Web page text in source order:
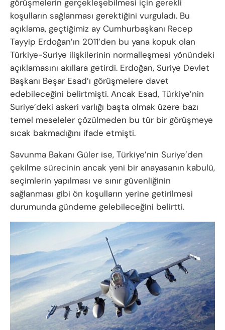
görüşmelerin gerçekleşebilmesi için gerekli
koşulların sağlanması gerektiğini vurguladı. Bu
açıklama, geçtiğimiz ay Cumhurbaşkanı Recep
Tayyip Erdoğan’ın 2011’den bu yana kopuk olan
Türkiye-Suriye ilişkilerinin normalleşmesi yönündeki
açıklamasını akıllara getirdi. Erdoğan, Suriye Devlet
Başkanı Beşar Esad’ı görüşmelere davet
edebileceğini belirtmişti. Ancak Esad, Türkiye’nin
Suriye’deki askeri varlığı başta olmak üzere bazı
temel meseleler çözülmeden bu tür bir görüşmeye
sıcak bakmadığını ifade etmişti.
Savunma Bakanı Güler ise, Türkiye’nin Suriye’den
çekilme sürecinin ancak yeni bir anayasanın kabulü,
seçimlerin yapılması ve sınır güvenliğinin
sağlanması gibi ön koşulların yerine getirilmesi
durumunda gündeme gelebileceğini belirtti.